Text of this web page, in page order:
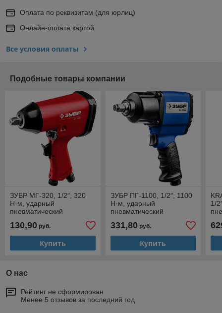
Оплата по реквизитам (для юрлиц)
Онлайн-оплата картой
Все условия оплаты
Подобные товары компании
ЗУБР МГ-320, 1/2″, 320
Н·м, ударный
пневматический
130,90 руб.
Купить
ЗУБР ПГ-1100, 1/2″, 1100
Н·м, ударный
пневматический
гайковерт, Профессионал
(64240)
331,80руб.
Купить
1/
О нас
Рейтинг не сформирован
Менее 5 отзывов за последний год